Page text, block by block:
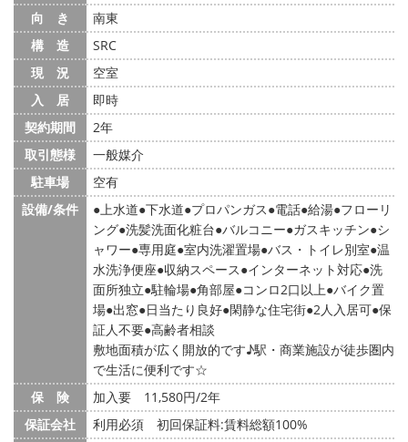
向 き
南東
構 造
SRC
現 況
空室
入 居
即時
契約期間
2年
取引態様
一般媒介
駐車場
空有
設備/条件
上水道 下水道 プロパンガス 電話 給湯 フローリ
ング 洗髪洗面化粧台 バルコニー ガスキッチン シ
ャワー 専用庭 室内洗濯置場 バス・トイレ別室 温
水洗浄便座 収納スペース インターネット対応 洗
面所独立 駐輪場 角部屋 コンロ2口以上 バイク置
場 出窓 日当たり良好 閑静な住宅街 2人入居可 保
証人不要 高齢者相談
敷地面積が広く開放的です♪駅・商業施設が徒歩圏内
で生活に便利です☆
保 険
加入要 11,580円/2年
保証会社
利用必須 初回保証料:賃料総額100%